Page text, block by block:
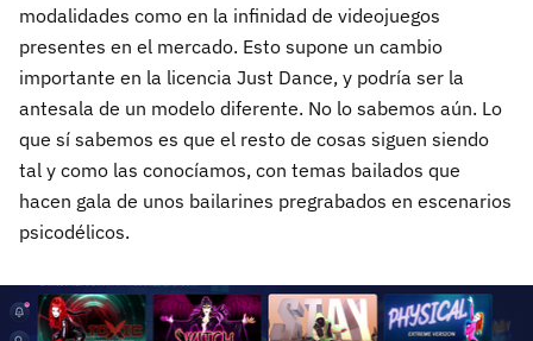
modalidades como en la infinidad de videojuegos
presentes en el mercado. Esto supone un cambio
importante en la licencia Just Dance, y podría ser la
antesala de un modelo diferente. No lo sabemos aún. Lo
que sí sabemos es que el resto de cosas siguen siendo
tal y como las conocíamos, con temas bailados que
hacen gala de unos bailarines pregrabados en escenarios
psicodélicos.